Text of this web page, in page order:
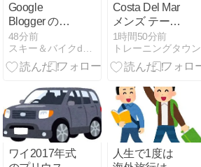
Google
Blogger のブ
ログ規約違反
騒動顛末記
2026/8/6(木)
48分前
Costa Del Mar
メンズ テール
フィン サング
ラス 580G
1時間50分前
トレーニングタウン
ワイ2017年式
人生で1度は